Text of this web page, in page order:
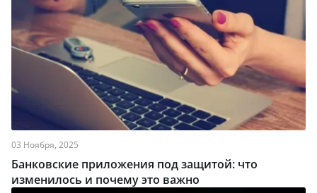
03 Ноября, 2025
Банковские приложения под защитой: что
изменилось и почему это важно